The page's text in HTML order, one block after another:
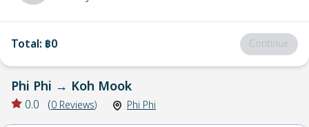
Total: ฿0 Continue
Phi Phi → Koh Mook
0.0 (0 Reviews) Phi Phi